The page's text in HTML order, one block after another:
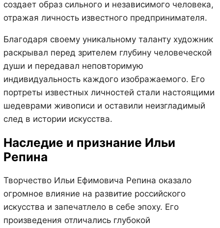
создает образ сильного и независимого человека,
отражая личность известного предпринимателя.
Благодаря своему уникальному таланту художник
раскрывал перед зрителем глубину человеческой
души и передавал неповторимую
индивидуальность каждого изображаемого. Его
портреты известных личностей стали настоящими
шедеврами живописи и оставили неизгладимый
след в истории искусства.
Наследие и признание Ильи
Репина
Творчество Ильи Ефимовича Репина оказало
огромное влияние на развитие российского
искусства и запечатлело в себе эпоху. Его
произведения отличались глубокой